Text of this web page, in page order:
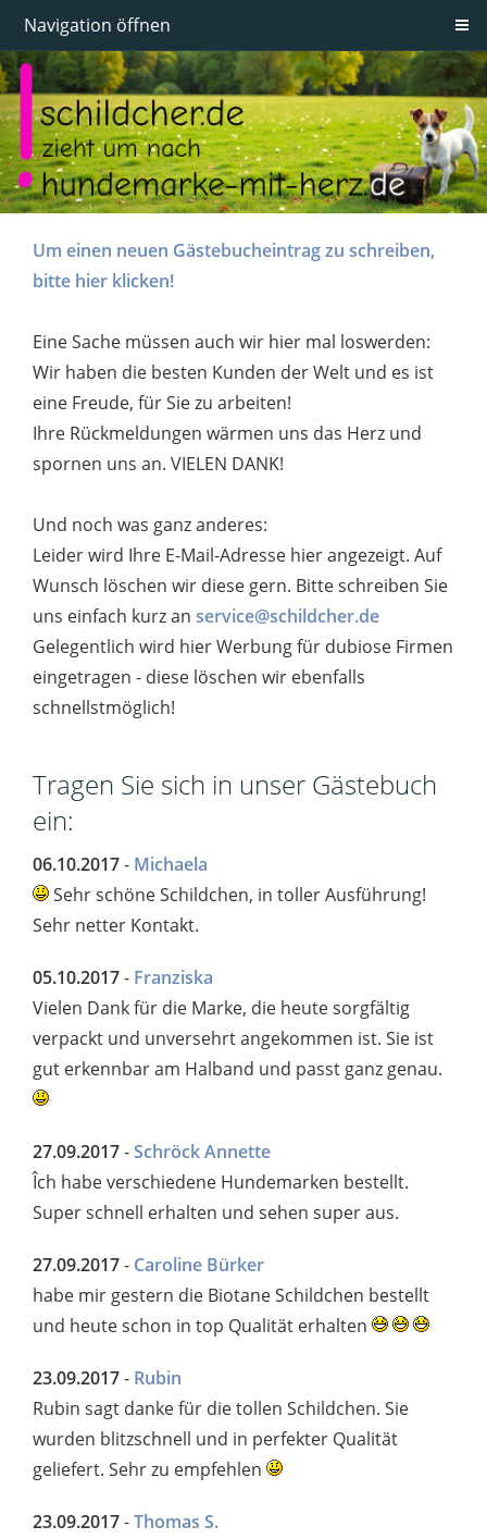
Navigation öffnen
Um einen neuen Gästebucheintrag zu schreiben,
bitte hier klicken!
Eine Sache müssen auch wir hier mal loswerden:
Wir haben die besten Kunden der Welt und es ist
eine Freude, für Sie zu arbeiten!
Ihre Rückmeldungen wärmen uns das Herz und
spornen uns an. VIELEN DANK!
Und noch was ganz anderes:
Leider wird Ihre E-Mail-Adresse hier angezeigt. Auf
Wunsch löschen wir diese gern. Bitte schreiben Sie
uns einfach kurz an service@schildcher.de
Gelegentlich wird hier Werbung für dubiose Firmen
eingetragen - diese löschen wir ebenfalls
schnellstmöglich!
Tragen Sie sich in unser Gästebuch
ein:
06.10.2017- Michaela
Sehr schöne Schildchen, in toller Ausführung!
Sehr netter Kontakt.
05.10.2017- Franziska
Vielen Dank für die Marke, die heute sorgfältig
verpackt und unversehrt angekommen ist. Sie ist
gut erkennbar am Halband und passt ganz genau.
27.09.2017-Schröck Annette
Îch habe verschiedene Hundemarken bestellt.
Super schnell erhalten und sehen super aus.
27.09.2017- Caroline Bürker
habe mir gestern die Biotane Schildchen bestellt
und heute schon in top Qualität erhalten
23.09.2017- Rubin
Rubin sagt danke für die tollen Schildchen. Sie
wurden blitzschnell und in perfekter Qualität
geliefert. Sehr zu empfehlen
23.09.2017-Thomas S.